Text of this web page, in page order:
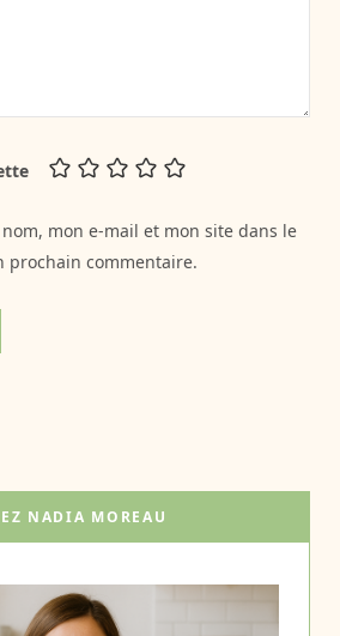
mon e-mail et mon site dans le
prochain commentaire.
NADIA MOREAU